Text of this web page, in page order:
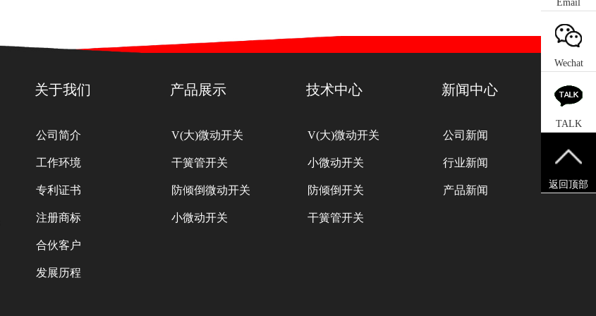
关于我们
公司简介
工作环境
专利证书
注册商标
合伙客户
发展历程
产品展示
V(大)微动开关
干簧管开关
防倾倒微动开关
小微动开关
技术中心
V(大)微动开关
小微动开关
防倾倒开关
干簧管开关
新闻中心
公司新闻
行业新闻
产品新闻
Email
Wechat
TALK
返回顶部